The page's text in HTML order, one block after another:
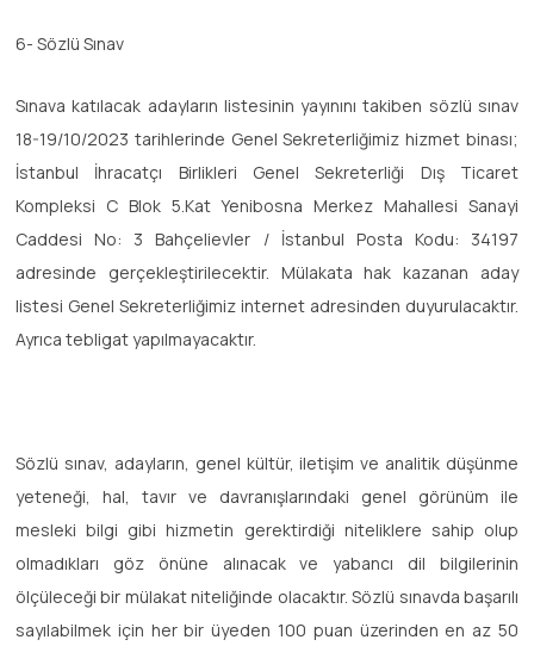
6- Sözlü Sınav
Sınava katılacak adayların listesinin yayınını takiben sözlü sınav
18-19/10/2023 tarihlerinde Genel Sekreterliğimiz hizmet binası;
İstanbul İhracatçı Birlikleri Genel Sekreterliği Dış Ticaret
Kompleksi C Blok 5.Kat Yenibosna Merkez Mahallesi Sanayi
Caddesi No: 3 Bahçelievler / İstanbul Posta Kodu: 34197
adresinde gerçekleştirilecektir. Mülakata hak kazanan aday
listesi Genel Sekreterliğimiz internet adresinden duyurulacaktır.
Ayrıca tebligat yapılmayacaktır.
Sözlü sınav, adayların, genel kültür, iletişim ve analitik düşünme
yeteneği, hal, tavır ve davranışlarındaki genel görünüm ile
mesleki bilgi gibi hizmetin gerektirdiği niteliklere sahip olup
olmadıkları göz önüne alınacak ve yabancı dil bilgilerinin
ölçüleceği bir mülakat niteliğinde olacaktır. Sözlü sınavda başarılı
sayılabilmek için her bir üyeden 100 puan üzerinden en az 50